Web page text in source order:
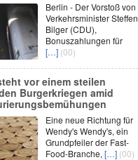
Berlin - Der Vorstoß von
Verkehrsminister Steffen
Bilger (CDU),
Bonuszahlungen für
[…] (00)
vor einem steilen
Burgerkriegen amid
Eine neue Richtung für
Wendy's Wendy's, ein
Grundpfeiler der Fast-
Food-Branche, […] (00)